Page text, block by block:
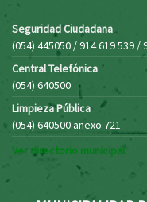
Seguridad Ciudadana
(054) 445050 / 914 619 539 /
Central Telefónica
(054) 640500
Limpieza Pública
(054) 640500 anexo 721
Ver directorio municipal